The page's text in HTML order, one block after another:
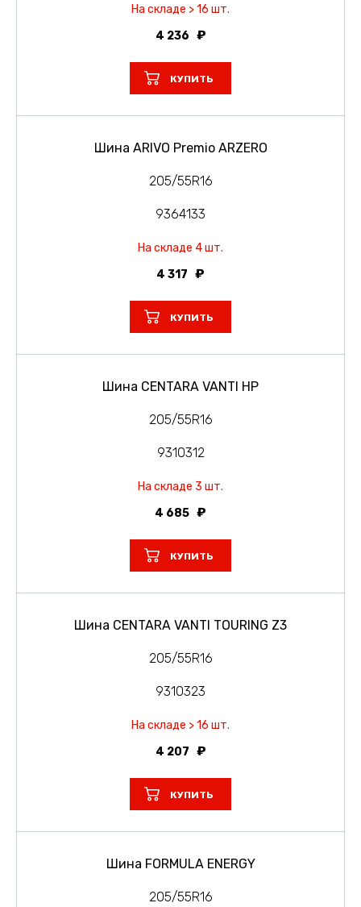
На складе > 16 шт.
4 236
КУПИТЬ
Шина ARIVO Premio ARZERO
205/55R16
9364133
На складе 4 шт.
4 317
КУПИТЬ
Шина CENTARA VANTI HP
205/55R16
9310312
На складе 3 шт.
4 685
КУПИТЬ
Шина CENTARA VANTI TOURING Z3
205/55R16
9310323
На складе > 16 шт.
4 207
КУПИТЬ
Шина FORMULA ENERGY
205/55R16